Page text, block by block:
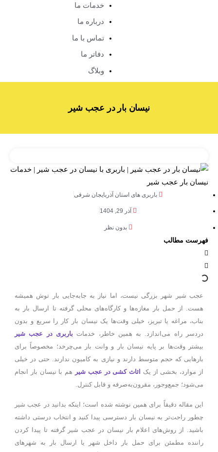
خدمات ما
درباره ما
تماس با ما
دفاتر ما
وبلاگ
نیسان بار در عجب شیر
باربری های استان آذربایجان شرقی
بدون نظر
مطالب
عجب شیر شهر بزرگی نیست، اما نیاز به جابه‌جایی بار توش همیشه
هست. از حمل بار مغازه‌ها و کارگاه‌های محلی گرفته تا ارسال بار به
بناب، مراغه یا تبریز، خیلی وقت‌ها یک نیسان بار کار را سریع و بدون
دردسر راه می‌اندازد. به همین خاطر، خدمات باربری در عجب شیر
بیشتر وقت‌ها بر پایه نیسان بار و وانت بار می‌چرخد؛ مخصوصاً برای
بارهایی که حجم متوسط دارند و نیازی به کامیون ندارند. حتی در خیلی
از موارد، بخشی از یکاثاث کشی در عجب شیرهم با نیسان بار انجام
می‌شود؛ جمع‌وجور، مقرون‌به‌صرفه و قابل کنترل.
این مقاله دقیقاً برای همین نوشته شده است؛ اینکه بدانید در عجب شیر
چطور راحت‌تر به نیسان بار دسترسی پیدا کنید و انتخاب درستی داشته
باشید. از روش‌های اعلام بار نیسان در عجب شیر گرفته تا پیدا کردن
راننده مطمئن برای حمل بار داخل شهر یا ارسال بار به شهرهای